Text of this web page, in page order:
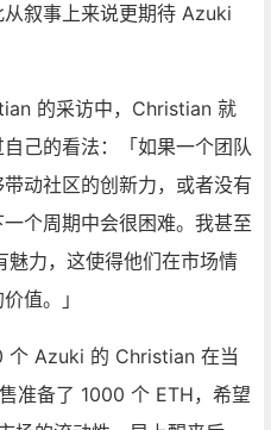
叙事上来说更期待 Azuki
的采访中，Christian 就
己的看法：「如果一个团队
动社区的创新力，或者没有
个周期中会很困难。我甚至
力，这使得他们在市场情
值。」
个 Azuki 的 Christian 在当
准备了 1000 个 ETH，希望